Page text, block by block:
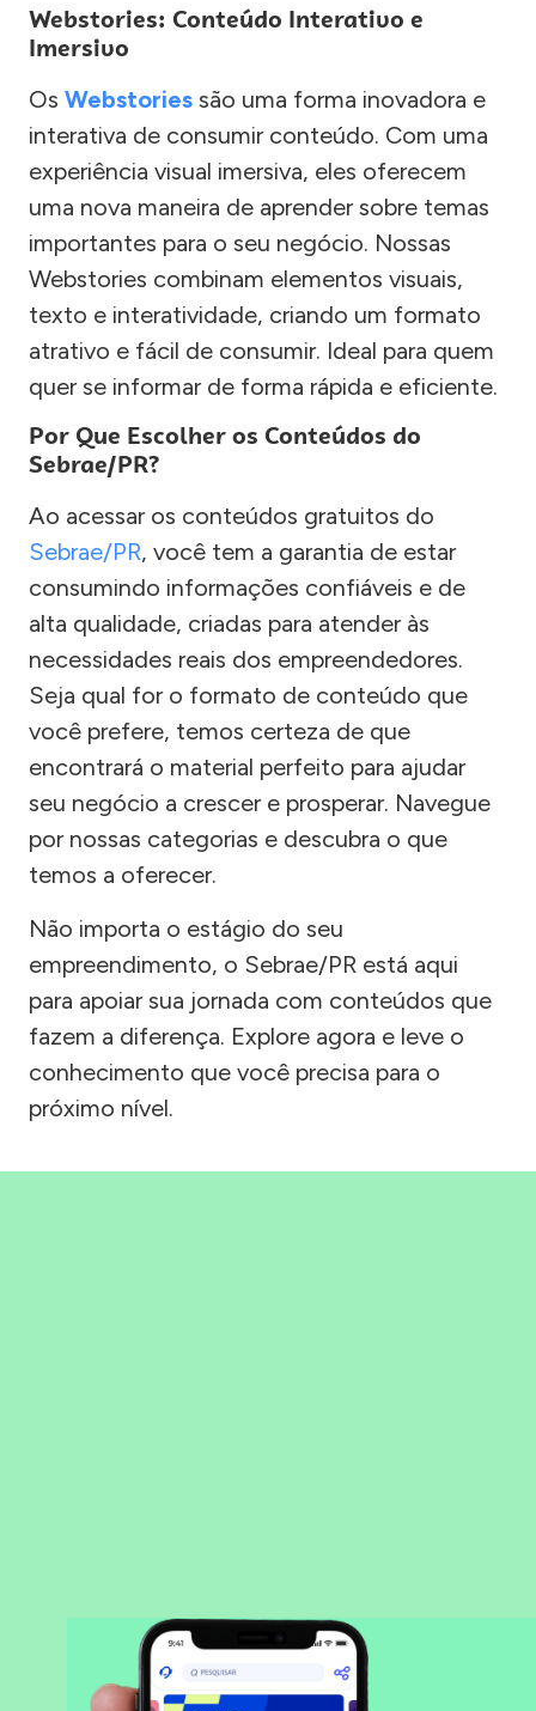
Webstories: Conteúdo Interativo e
Imersivo
Os Webstories são uma forma inovadora e
interativa de consumir conteúdo. Com uma
experiência visual imersiva, eles oferecem
uma nova maneira de aprender sobre temas
importantes para o seu negócio. Nossas
Webstories combinam elementos visuais,
texto e interatividade, criando um formato
atrativo e fácil de consumir. Ideal para quem
quer se informar de forma rápida e eficiente.
Por Que Escolher os Conteúdos do
Sebrae/PR?
Ao acessar os conteúdos gratuitos do
Sebrae/PR, você tem a garantia de estar
consumindo informações confiáveis e de
alta qualidade, criadas para atender às
necessidades reais dos empreendedores.
Seja qual for o formato de conteúdo que
você prefere, temos certeza de que
encontrará o material perfeito para ajudar
seu negócio a crescer e prosperar. Navegue
por nossas categorias e descubra o que
temos a oferecer.
Não importa o estágio do seu
empreendimento, o Sebrae/PR está aqui
para apoiar sua jornada com conteúdos que
fazem a diferença. Explore agora e leve o
conhecimento que você precisa para o
próximo nível.